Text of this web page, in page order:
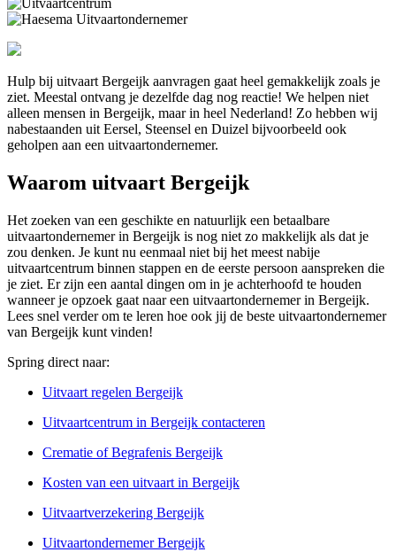
Hulp bij uitvaart Bergeijk aanvragen gaat heel gemakkelijk zoals je
ziet. Meestal ontvang je dezelfde dag nog reactie! We helpen niet
alleen mensen in Bergeijk, maar in heel Nederland! Zo hebben wij
nabestaanden uit Eersel, Steensel en Duizel bijvoorbeeld ook
geholpen aan een uitvaartondernemer.
Waarom uitvaart Bergeijk
Het zoeken van een geschikte en natuurlijk een betaalbare
uitvaartondernemer in Bergeijk is nog niet zo makkelijk als dat je
zou denken. Je kunt nu eenmaal niet bij het meest nabije
uitvaartcentrum binnen stappen en de eerste persoon aanspreken die
je ziet. Er zijn een aantal dingen om in je achterhoofd te houden
wanneer je opzoek gaat naar een uitvaartondernemer in Bergeijk.
Lees snel verder om te leren hoe ook jij de beste uitvaartondernemer
van Bergeijk kunt vinden!
Spring direct naar:
Uitvaart regelen Bergeijk
Uitvaartcentrum in Bergeijk contacteren
Crematie of Begrafenis Bergeijk
Kosten van een uitvaart in Bergeijk
Uitvaartverzekering Bergeijk
Uitvaartondernemer Bergeijk